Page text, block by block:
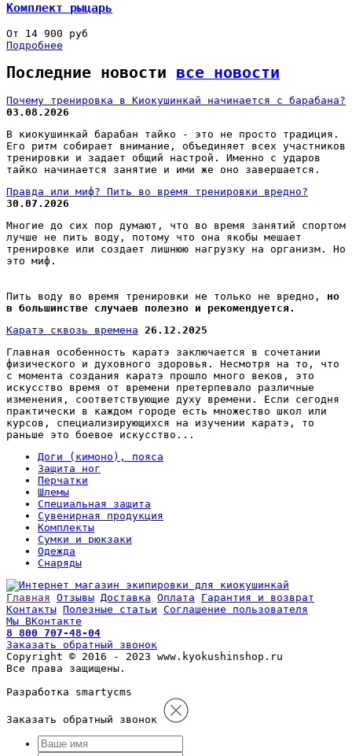
Комплект рыцарь
От 14 900 руб
Подробнее
Последние новости все новости
Почему тренировка в Киокушинкай начинается с барабана?
03.08.2026
В киокушинкай барабан тайко - это не просто традиция.
Его ритм собирает внимание, объединяет всех участников
тренировки и задает общий настрой. Именно с ударов
тайко начинается занятие и ими же оно завершается.
Правда или миф? Пить во время тренировки вредно?
30.07.2026
Многие до сих пор думают, что во время занятий спортом
лучше не пить воду, потому что она якобы мешает
тренировке или создает лишнюю нагрузку на организм. Но
это миф.
Пить воду во время тренировки не только не вредно, но
в большинстве случаев полезно и рекомендуется.
Каратэ сквозь времена
26.12.2025
Главная особенность каратэ заключается в сочетании
физического и духовного здоровья. Несмотря на то, что
с момента создания каратэ прошло много веков, это
искусство время от времени претерпевало различные
изменения, соответствующие духу времени. Если сегодня
практически в каждом городе есть множество школ или
курсов, специализирующихся на изучении каратэ, то
раньше это боевое искусство...
Доги (кимоно), пояса
Защита ног
Перчатки
Шлемы
Специальная защита
Сувенирная продукция
Комплекты
Сумки и рюкзаки
Одежда
Снаряды
Главная Отзывы Доставка Оплата
Гарантия и возврат
Контакты Полезные статьи Соглашение пользователя
Мы ВКонтакте
8 800 707-48-04
Заказать обратный звонок
Copyright © 2016 - 2023 www.kyokushinshop.ru
Все права защищены.
Разработка smartycms
Заказать обратный звонок